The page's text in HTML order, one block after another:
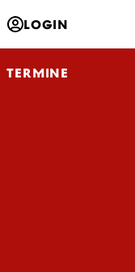
LOGIN
TERMINE